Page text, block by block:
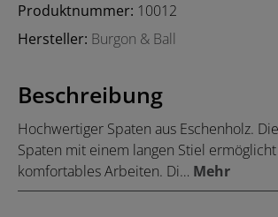
Produktnummer: 10012
Hersteller: Burgon & Ball
Beschreibung
Hochwertiger Spaten aus Eschenholz.
Spaten mit einem langen Stiel
komfortables Arbeiten. Di… Mehr